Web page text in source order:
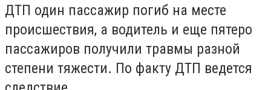
ДТП один пассажир погиб на месте
происшествия, а водитель и еще пятеро
пассажиров получили травмы разной
степени тяжести. По факту ДТП ведется